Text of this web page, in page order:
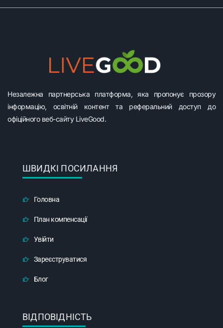
Незалежна партнерська платформа, яка пропонує прозору
інформацію, освітній контент та реферальний доступ до
офіційного веб-сайту LiveGood.
ШВИДКІ ПОСИЛАННЯ
Головна
План компенсації
Увійти
Зареєструватися
Блог
ВІДПОВІДНІСТЬ